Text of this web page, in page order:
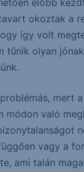
előbb
okoztak a
így volt
tűnik olyan
mert
módon való
vagy a
ami talán